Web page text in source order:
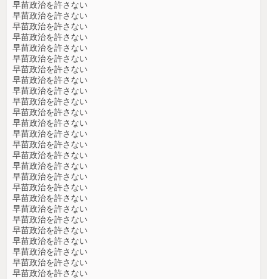
早苗政治を許さない
早苗政治を許さない
早苗政治を許さない
早苗政治を許さない
早苗政治を許さない
早苗政治を許さない
早苗政治を許さない
早苗政治を許さない
早苗政治を許さない
早苗政治を許さない
早苗政治を許さない
早苗政治を許さない
早苗政治を許さない
早苗政治を許さない
早苗政治を許さない
早苗政治を許さない
早苗政治を許さない
早苗政治を許さない
早苗政治を許さない
早苗政治を許さない
早苗政治を許さない
早苗政治を許さない
早苗政治を許さない
早苗政治を許さない
早苗政治を許さない
早苗政治を許さない